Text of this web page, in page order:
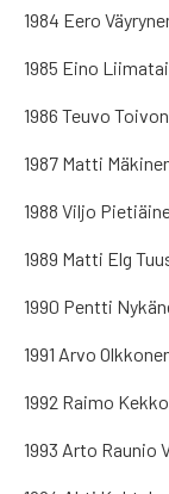
1984 Eero
1985 Eino
1986 Teuvo
1987 Matti
1988 Viljo
1989 Matti Elg
1990 Pentti
1991 Arvo
1992 Raimo
1993 Arto Raunio